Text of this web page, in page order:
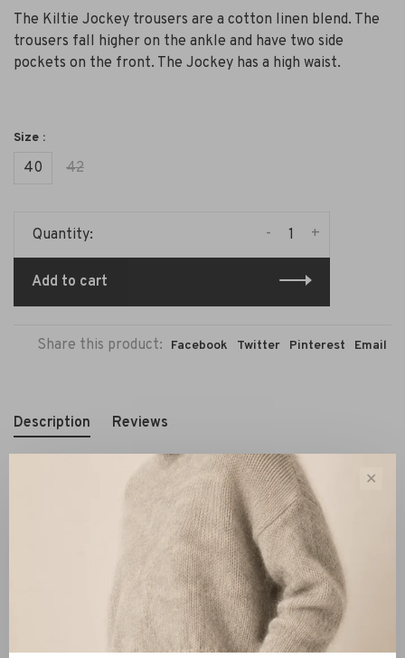
The Kiltie Jockey trousers are a cotton linen blend. The
trousers fall higher on the ankle and have two side
pockets on the front. The Jockey has a high waist.
Size :
40 42
Quantity: +
-
Add to cart
Share this product: Facebook Twitter Pinterest Email
Description Reviews
The Jockey trousers are true to size.
65% cotton 35% linen
✕